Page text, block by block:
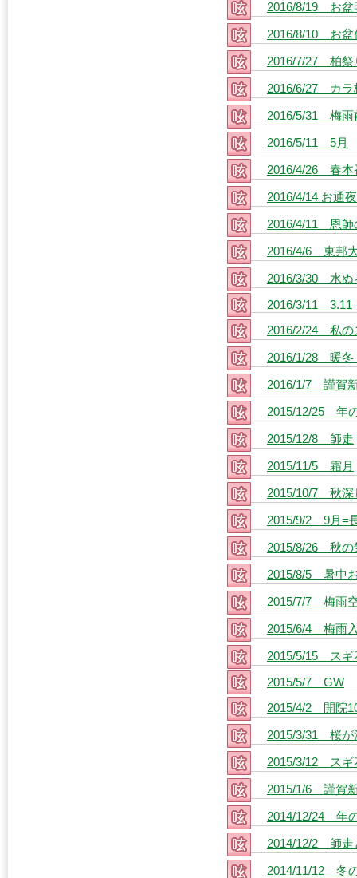
2016/8/19 お盆
2016/8/10 お盆
2016/7/27 柏祭
2016/6/27 カラ
2016/5/31 梅雨
2016/5/11 5月
2016/4/26 春本
2016/4/14 お通夜
2016/4/11 恩師
2016/4/6 東邦
2016/3/30 水ぬ
2016/3/11 3.11
2016/2/24 私の
2016/1/28 暖冬
2016/1/7 謹賀
2015/12/25 年
2015/12/8 師走
2015/11/5 霜月
2015/10/7 秋深
2015/9/2 9月=
2015/8/26 秋の
2015/8/5 暑中
2015/7/7 梅雨
2015/6/4 梅雨
2015/5/15 スギ
2015/5/7 GW
2015/4/2 開院
2015/3/31 桜が
2015/3/12 スギ
2015/1/6 謹賀
2014/12/24 年
2014/12/2 師走
2014/11/12 冬